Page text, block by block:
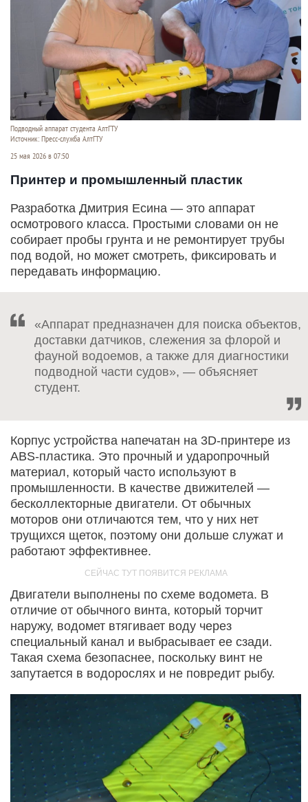
Подводный аппарат студента АлтГТУ
Источник: Пресс-служба АлтГТУ
25 мая 2026 в 07:50
Принтер и промышленный пластик
Разработка Дмитрия Есина — это аппарат
осмотрового класса. Простыми словами он не
собирает пробы грунта и не ремонтирует трубы
под водой, но может смотреть, фиксировать и
передавать информацию.
«Аппарат предназначен для поиска объектов,
доставки датчиков, слежения за флорой и
фауной водоемов, а также для диагностики
подводной части судов», — объясняет
студент.
Корпус устройства напечатан на 3D-принтере из
ABS-пластика. Это прочный и ударопрочный
материал, который часто используют в
промышленности. В качестве движителей —
бесколлекторные двигатели. От обычных
моторов они отличаются тем, что у них нет
трущихся щеток, поэтому они дольше служат и
работают эффективнее.
Двигатели выполнены по схеме водомета. В
отличие от обычного винта, который торчит
наружу, водомет втягивает воду через
специальный канал и выбрасывает ее сзади.
Такая схема безопаснее, поскольку винт не
запутается в водорослях и не повредит рыбу.